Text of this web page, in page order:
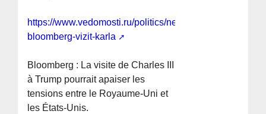
https://www.vedomosti.ru/politics/news/2026/04/28/
bloomberg-vizit-karla
Bloomberg : La visite de Charles III
à Trump pourrait apaiser les
tensions entre le Royaume-Uni et
les États-Unis.